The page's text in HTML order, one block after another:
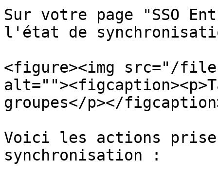
Sur votre page "SSO
l'état de
<figure><img src="/files/
groupes</p></
Voici les actions
synchronisation :